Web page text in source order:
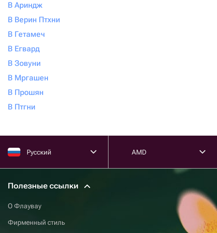
В Ариндж
В Верин Птхни
В Гетамеч
В Егвард
В Зовуни
В Мргашен
В Прошян
В Птгни
Русский AMD
Полезные ссылки
О Флаувау
Фирменный стиль